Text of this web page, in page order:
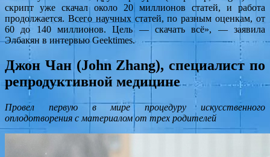
скрипт уже скачал около 20 миллионов статей, и работа
продолжается. Всего научных статей, по разным оценкам, от
60 до 140 миллионов. Цель — скачать всё», — заявила
Элбакян в интервью Geektimes.
Джон Чан (John Zhang), специалист по
репродуктивной медицине
Провел первую в мире процедуру искусственного
оплодотворения с материалом от трех родителей